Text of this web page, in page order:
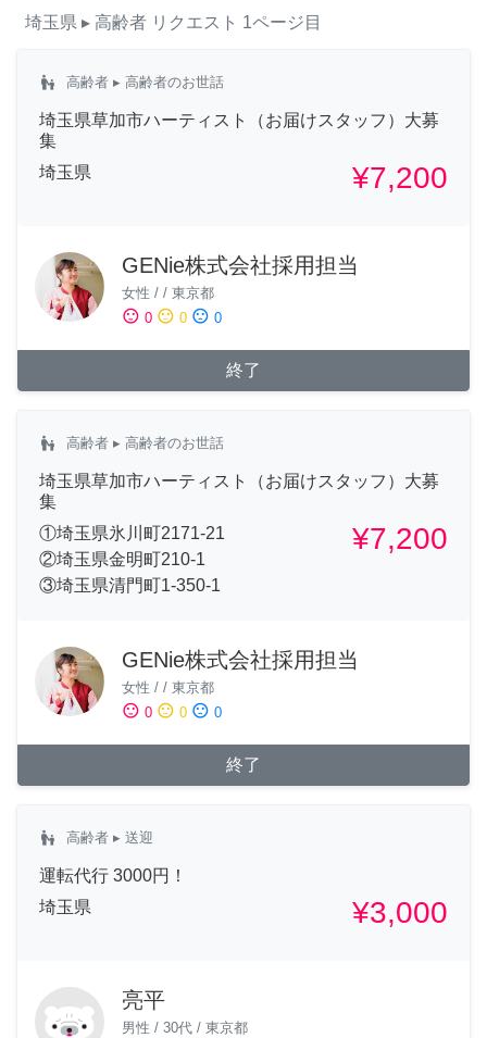
埼玉県 ▸ 高齢者 リクエスト 1ページ目
escalator_warning 高齢者 ▸ 高齢者のお世話
埼玉県草加市ハーティスト（お届けスタッフ）大募
集
埼玉県
¥7,200
GENie株式会社採用担当
女性 / / 東京都
sentiment_satisfied 0 sentiment_neutral 0 sentiment_dissatisfied 0
終了
escalator_warning 高齢者 ▸ 高齢者のお世話
埼玉県草加市ハーティスト（お届けスタッフ）大募
集
①埼玉県氷川町2171‐21
②埼玉県金明町210‐1
③埼玉県清門町1‐350‐1
¥7,200
GENie株式会社採用担当
女性 / / 東京都
sentiment_satisfied 0 sentiment_neutral 0 sentiment_dissatisfied 0
終了
escalator_warning 高齢者 ▸ 送迎
運転代行 3000円！
埼玉県
¥3,000
亮平
男性 / 30代 / 東京都